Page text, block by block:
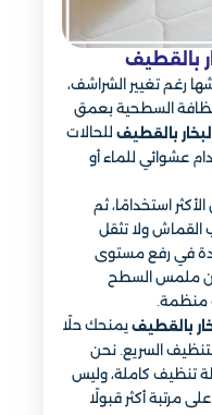
بالقطيف
رغم تغيير الشراشف،
السطحية بعمق
بالقطيف للحالات
عشوائي للماء أو
استخدامًا، ثم
القماش ولا تثقل
في رفع مستوى
ملمس السطح
منظمة.
بالقطيف يمنحك حلًا
السريع. نحن
تنظيف كاملة، وليس
مرتبة أكثر قبولًا